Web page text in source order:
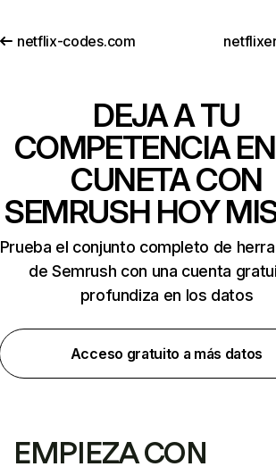
netflix-codes.com
DEJA A TU
COMPETENCIA
CUNETA CON
SEMRUSH HOY
Prueba el conjunto completo de
de Semrush con una cuenta
profundiza en los datos
Acceso gratuito a más datos
EMPIEZA CON